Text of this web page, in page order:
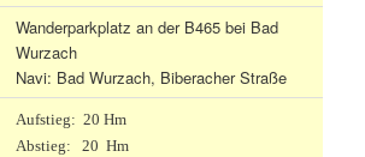
Wanderparkplatz an der B465 bei Bad
Wurzach
Navi: Bad Wurzach, Biberacher Straße
Aufstieg: 20 Hm
Abstieg: 20 Hm